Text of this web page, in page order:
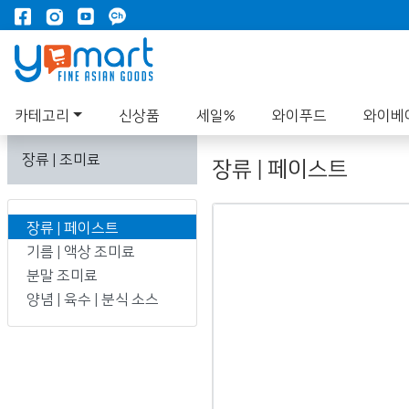
카테고리 신상품 세일% 와이푸드 와이베
장류 | 조미료
장류 | 페이스트
기름 | 액상 조미료
분말 조미료
양념 | 육수 | 분식 소스
장류 | 페이스트